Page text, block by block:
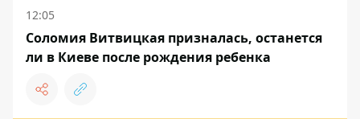
12:05
Соломия Витвицкая призналась, останется
ли в Киеве после рождения ребенка